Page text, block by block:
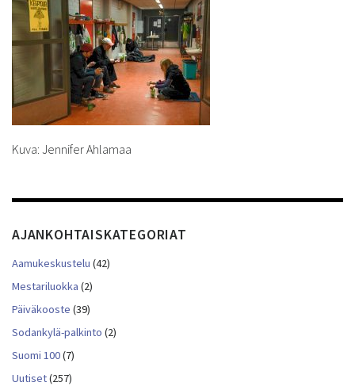
Kuva: Jennifer Ahlamaa
AJANKOHTAISKATEGORIAT
Aamukeskustelu (42)
Mestariluokka (2)
Päiväkooste (39)
Sodankylä-palkinto (2)
Suomi 100(7)
Uutiset(257)